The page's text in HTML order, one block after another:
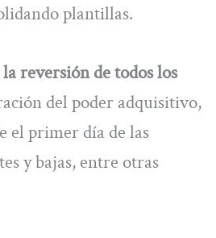
plantillas.
reversión de todos los
del poder adquisitivo,
el primer día de las
y bajas, entre otras